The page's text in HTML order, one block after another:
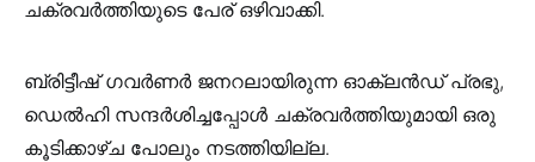
ചക്രവർത്തിയുടെ പേര് ഒഴിവാക്കി.
ബ്രിട്ടീഷ് ഗവർണർ ജനറലായിരുന്ന ഓക്ലൻഡ് പ്രഭു,
ഡെൽഹി സന്ദർശിച്ചപ്പോൾ ചക്രവർത്തിയുമായി ഒരു
കൂടിക്കാഴ്ച പോലും നടത്തിയില്ല.